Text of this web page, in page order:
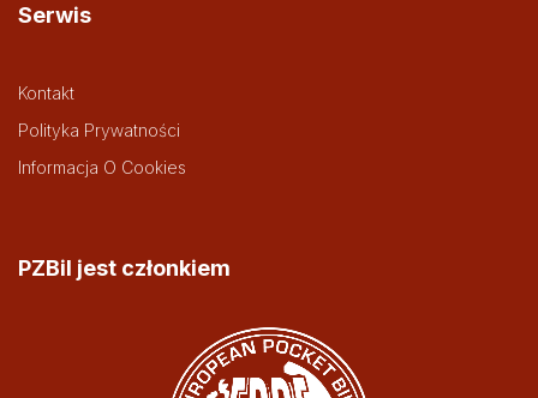
Serwis
Kontakt
Polityka Prywatności
Informacja O Cookies
PZBil jest członkiem